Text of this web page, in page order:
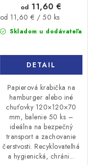
Skladom u dodávateľa
od 11,60 €
Jednotková
cena:
od 11,60 € / 50 ks
DETAIL
Papierová krabička na
hamburger alebo iné
chuťovky 120×120×70
mm, balenie 50 ks –
ideálna na bezpečný
transport a zachovanie
čerstvosti. Recyklovateľná
a hygienická, chráni...